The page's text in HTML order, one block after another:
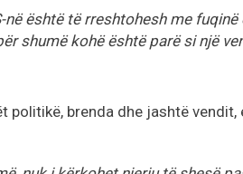
në është të rreshtohesh me
shumë kohë është parë si një
brenda dhe jashtë